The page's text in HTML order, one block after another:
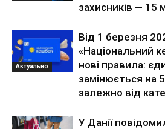
захисників — 15
Актуально
Від 1 березня
«Національний
нові правила:
замінюється на
залежно від
У Данії